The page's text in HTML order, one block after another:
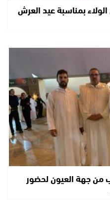
بمناسبة عيد العرش
من جهة العيون لحضور